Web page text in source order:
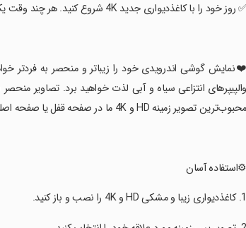
‏✅ روز خود را با کاغذدیواری جدید 4K شروع کنید. هر چند وقت یکبار که دوست دارید تصاویر را تغییر دهید.
‏❤️نمایش گوشی اندرویدی خود را زیباتر و منحصر به فردتر
والپیپرهای انتزاعی سیاه و آبی لذت خواهید برد. تصاویر
محبوب‌ترین تصویر زمینه HD و 4K ما در صفحه قفل یا صفحه اصلی پیمایش کنید.
‏⚙️استفاده آسان